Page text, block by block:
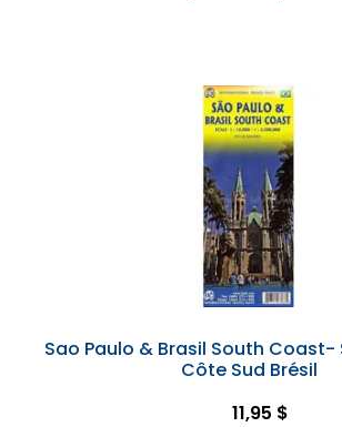
Sao Paulo & Brasil South Coast-
Côte Sud Brésil
11,95 $